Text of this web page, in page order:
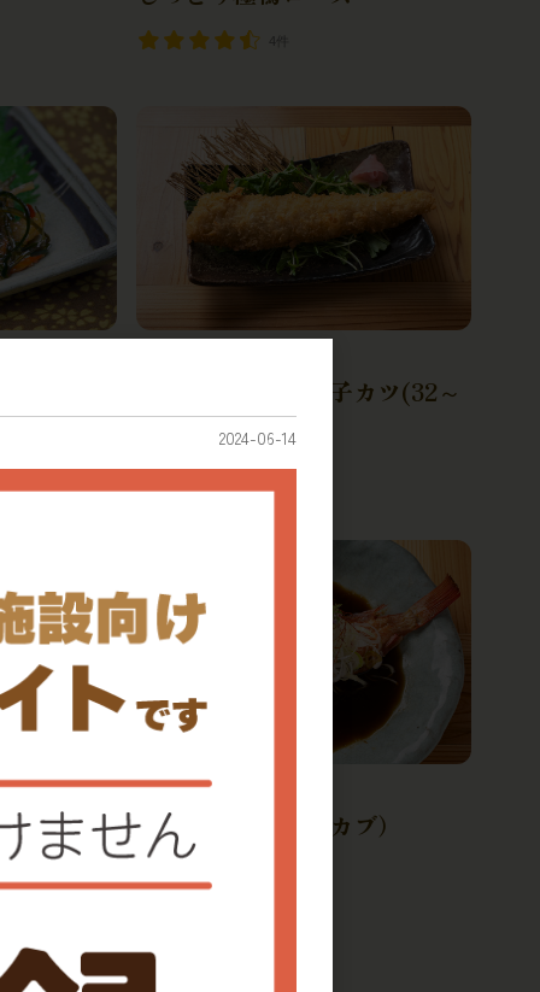
4件
国産まるごと真穴子カツ(32～
36cm)
かりか
冷凍
ユメカサゴ（アラカブ）
2024-06-14